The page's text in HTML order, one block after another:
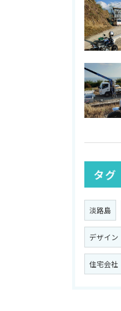
タグ
淡路島
デザイン
住宅会社